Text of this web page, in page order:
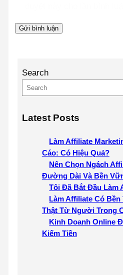
Search
Latest Posts
Làm Affiliate
Cáo: Có Hiệu Quả?
Nên Chọn Ngách
Đường Dài Và Bền
Tôi Đã Bắt Đầu Làm
Làm Affiliate Có
Thật Từ Người Trong
Kinh Doanh Online
Kiếm Tiền